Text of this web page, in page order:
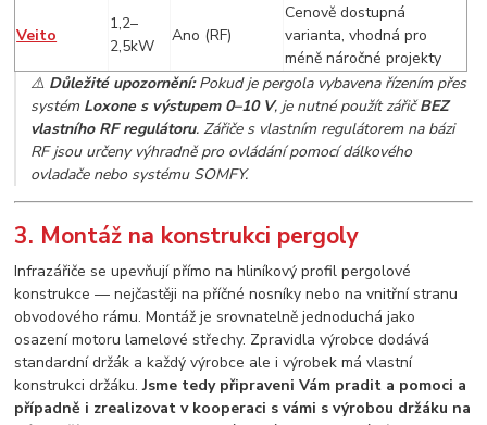
Veito
1,2–
2,5kW
Ano (RF)
Cenově dostupná
varianta, vhodná pro
méně náročné projekty
⚠️ Důležité upozornění:Pokud je pergola vybavena řízením přes
systém Loxone s výstupem 0–10 V, je nutné použít zářičBEZ
vlastního RF regulátoru. Zářiče s vlastním regulátorem na bázi
RF jsou určeny výhradně pro ovládání pomocí dálkového
ovladače nebo systému SOMFY.
3. Montáž na konstrukci pergoly
Infrazářiče se upevňují přímo na hliníkový profil pergolové
konstrukce — nejčastěji na příčné nosníky nebo na vnitřní stranu
obvodového rámu. Montáž je srovnatelně jednoduchá jako
osazení motoru lamelové střechy. Zpravidla výrobce dodává
standardní držák a každý výrobce ale i výrobek má vlastní
konstrukci držáku.Jsme tedy připraveni Vám pradit a pomoci a
případně i zrealizovat v kooperaci s vámi s výrobou držáku na